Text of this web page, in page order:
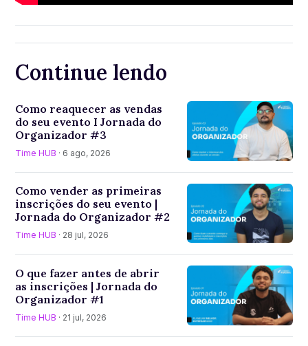
Continue lendo
Como reaquecer as vendas
do seu evento I Jornada do
Organizador #3
Time HUB · 6 ago, 2026
Como vender as primeiras
inscrições do seu evento |
Jornada do Organizador #2
Time HUB · 28 jul, 2026
O que fazer antes de abrir
as inscrições | Jornada do
Organizador #1
Time HUB · 21 jul, 2026